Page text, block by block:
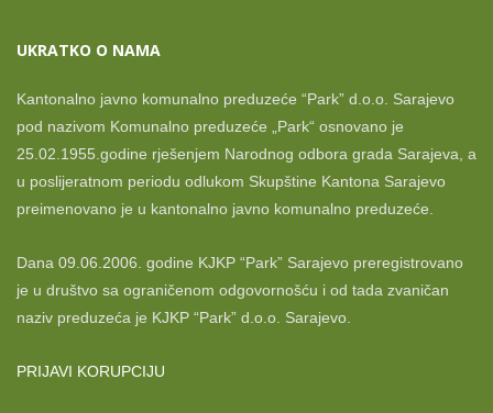
UKRATKO O NAMA
Kantonalno javno komunalno preduzeće “Park” d.o.o. Sarajevo
pod nazivom Komunalno preduzeće „Park“ osnovano je
25.02.1955.godine rješenjem Narodnog odbora grada Sarajeva, a
u poslijeratnom periodu odlukom Skupštine Kantona Sarajevo
preimenovano je u kantonalno javno komunalno preduzeće.
Dana 09.06.2006. godine KJKP “Park” Sarajevo preregistrovano
je u društvo sa ograničenom odgovornošću i od tada zvaničan
naziv preduzeća je KJKP “Park” d.o.o. Sarajevo.
PRIJAVI KORUPCIJU